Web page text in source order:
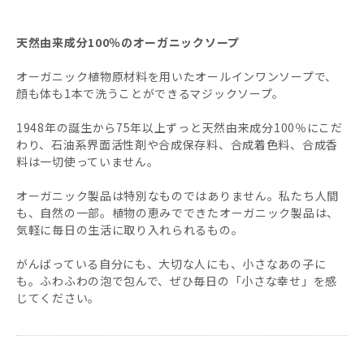
GR(グリーンティー)
BA(ベビーマイルド)無香料
LA(ラベンダー)
SA(サンダルウッドジャスミン)
EU(ユーカリ)
天然由来成分100％のオーガニックソープ
オーガニック植物原材料を用いたオールインワンソープで、
顔も体も1本で洗うことができるマジックソープ。
1948年の誕生から75年以上ずっと天然由来成分100％にこだ
わり、石油系界面活性剤や合成保存料、合成着色料、合成香
料は一切使っていません。
オーガニック製品は特別なものではありません。私たち人間
も、自然の一部。植物の恵みでできたオーガニック製品は、
気軽に毎日の生活に取り入れられるもの。
がんばっている自分にも、大切な人にも、小さなあの子に
も。ふわふわの泡で包んで、ぜひ毎日の「小さな幸せ」を感
じてください。